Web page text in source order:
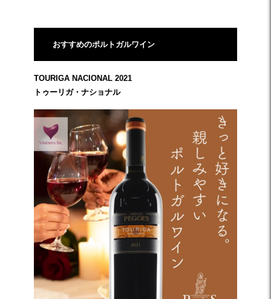
おすすめのポルトガルワイン
TOURIGA NACIONAL 2021
トゥーリガ・ナショナル